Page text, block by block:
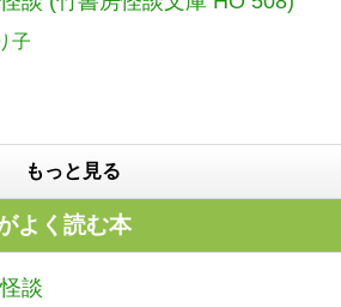
子
もっと見る
よく読む本
談